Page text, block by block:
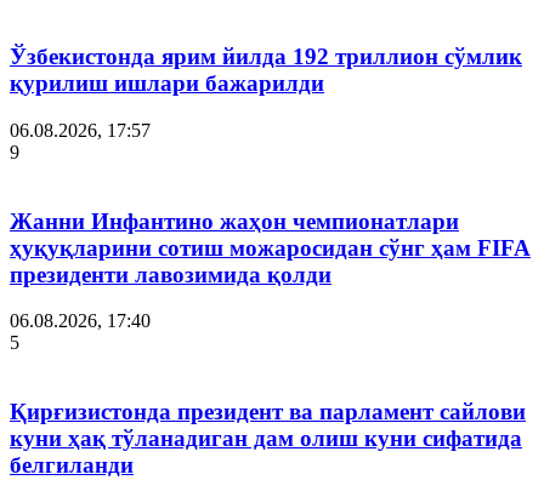
Ўзбекистонда ярим йилда 192 триллион сўмлик
қурилиш ишлари бажарилди
06.08.2026, 17:57
9
Жанни Инфантино жаҳон чемпионатлари
ҳуқуқларини сотиш можаросидан сўнг ҳам FIFA
президенти лавозимида қолди
06.08.2026, 17:40
5
Қирғизистонда президент ва парламент сайлови
куни ҳақ тўланадиган дам олиш куни сифатида
белгиланди